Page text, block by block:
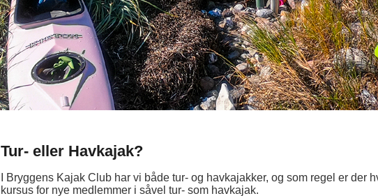
Tur- eller Havkajak?
I Bryggens Kajak Club har vi både tur- og havkajakker, og som regel er der
kursus for nye medlemmer i såvel tur- som havkajak.